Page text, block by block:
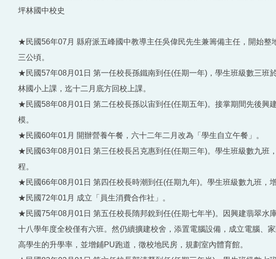
坪林國中校史
★民國56年07月 縣府派五峰國中教導主任吳偉民先生兼籌備主任，開始整
三公頃。
★民國57年08月01日 第一任校長孫鐵南到任(任期一年)，學生班級數三班
林國小上課，迄十二月底方回校上課。
★民國58年08月01日 第二任校長孫以宙到任(任期五年)。接掌期間先後興
模。
★民國60年01月 開辦營養午餐，六十二年二月改為「學生自立午餐」。
★民國63年08月01日 第三任校長呂克惠到任(任期三年)。學生班級數九班
程。
★民國66年08月01日 第四任校長時潮到任(任期九年)。學生班級數九班，增
★民國72年01月 成立「員生消費合作社」。
★民國75年08月01日 第五任校長隋邦銳到任(任期七年半)。因興建翡翠水
十八學年度全校僅有六班。然仍續擴建校舍，添置電腦設備，成立電腦、
高學生的升學率，並增鋪PU跑道，徵校地民房，規劃室內體育館。